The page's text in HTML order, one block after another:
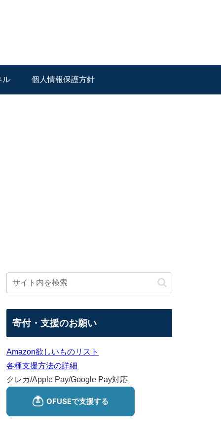
ル 個人情報保護方針
寄付・支援のお願い
Amazon欲しいものリスト
各種支援方法の詳細
クレカ/Apple Pay/Google Pay対応